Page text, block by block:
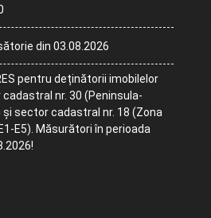
din 03.08.2026
pentru deținătorii imobilelor
nr. 30 (Peninsula-
sector cadastral nr. 18 (Zona
E5). Măsurători în perioada